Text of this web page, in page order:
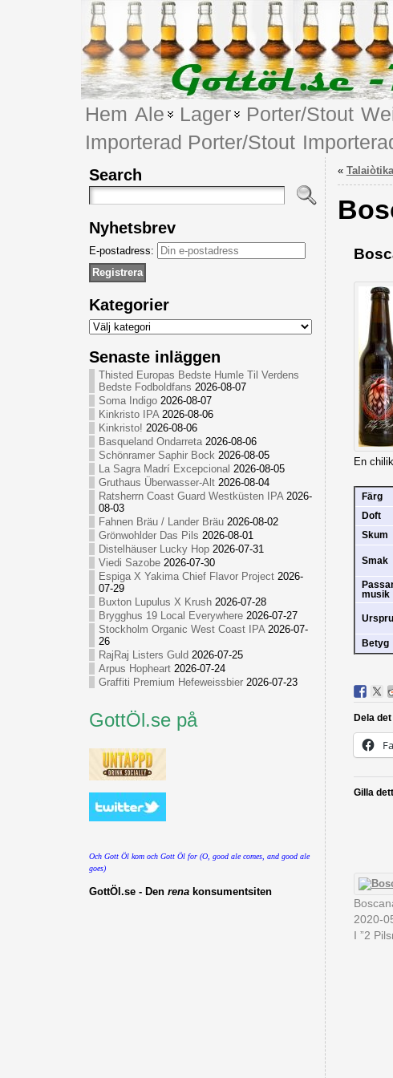
Hem Ale Lager Porter/Stout
Importerad Porter/Stout
Search
Nyhetsbrev
E-postadress:
Kategorier
Kategorier
Senaste inläggen
Thisted Europas Bedste Humle Til Verdens
Bedste Fodboldfans 2026-08-07
Soma Indigo 2026-08-07
Kinkristo IPA 2026-08-06
Kinkristo! 2026-08-06
Basqueland Ondarreta 2026-08-06
Schönramer Saphir Bock 2026-08-05
La Sagra Madrí Excepcional 2026-08-05
Gruthaus Überwasser-Alt 2026-08-04
Ratsherrn Coast Guard Westküsten IPA 2026-
08-03
Fahnen Bräu / Lander Bräu 2026-08-02
Grönwohlder Das Pils 2026-08-01
Distelhäuser Lucky Hop 2026-07-31
Viedi Sazobe 2026-07-30
Espiga X Yakima Chief Flavor Project 2026-
07-29
Buxton Lupulus X Krush 2026-07-28
Brygghus 19 Local Everywhere 2026-07-27
Stockholm Organic West Coast IPA 2026-07-
26
RajRaj Listers Guld 2026-07-25
Arpus Hopheart 2026-07-24
Graffiti Premium Hefeweissbier 2026-07-23
GottÖl.se på
Och Gott Öl kom och Gott Öl for (O, good ale comes, and good ale
goes)
GottÖl.se - Den rena konsumentsiten
«
En
Färg
Doft
Skum
Smak
musik
Betyg
Dela
Gilla
2020-
I ”2